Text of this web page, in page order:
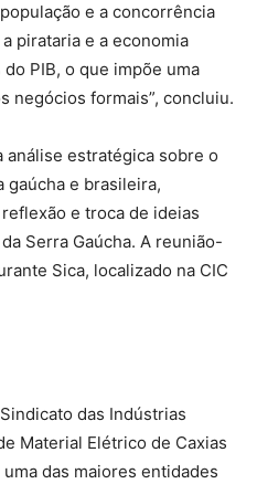
e a concorrência
pirataria e a economia
PIB, o que impõe uma
negócios formais”, concluiu.
estratégica sobre o
gaúcha e brasileira,
e troca de ideias
Serra Gaúcha. A reunião-
Sica, localizado na CIC
das Indústrias
Material Elétrico de Caxias
das maiores entidades